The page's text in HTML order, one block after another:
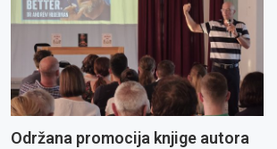
Održana promocija knjige autora